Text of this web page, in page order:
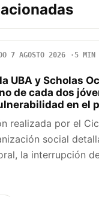
7 AGOSTO 2026
5 MIN
UBA y Scholas
de cada dos
en el
realizada por el
social
la interrupción